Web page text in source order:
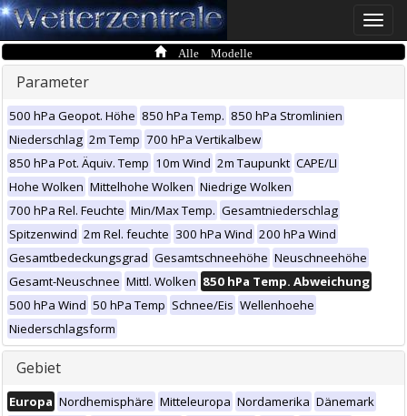
Toggle
Alle Modelle
Parameter
500 hPa Geopot. Höhe 850 hPa Temp. 850 hPa Stromlinien
Niederschlag 2m Temp 700 hPa Vertikalbew
850 hPa Pot. Äquiv. Temp 10m Wind 2m Taupunkt CAPE/LI
Hohe Wolken Mittelhohe Wolken Niedrige Wolken
700 hPa Rel. Feuchte Min/Max Temp. Gesamtniederschlag
Spitzenwind 2m Rel. feuchte 300 hPa Wind 200 hPa Wind
Gesamtbedeckungsgrad Gesamtschneehöhe Neuschneehöhe
Gesamt-Neuschnee Mittl. Wolken 850 hPa Temp. Abweichung
500 hPa Wind 50 hPa Temp Schnee/Eis Wellenhoehe
Niederschlagsform
Gebiet
Europa Nordhemisphäre Mitteleuropa Nordamerika Dänemark